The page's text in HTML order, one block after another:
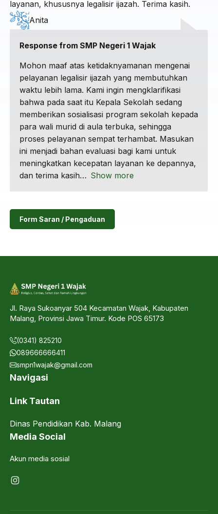
layanan, khususnya legalisir ijazah. Terima kasih.
Anita
Response from SMP Negeri 1 Wajak
Mohon maaf atas ketidaknyamanan mengenai
pelayanan legalisir ijazah yang membutuhkan
waktu lebih lama. Kami ingin mengklarifikasi
bahwa pada saat itu Kepala Sekolah sedang
memberikan sosialisasi program sekolah kepada
para wali murid di aula terbuka, sehingga
proses pelayanan sempat terhambat. Masukan
ini menjadi bahan evaluasi bagi kami untuk
meningkatkan kecepatan layanan ke depannya,
dan terima kasih
Show more
Form Saran / Pengaduan
Jl. Raya Sukoanyar 504 Kecamatan Wajak, Kabupaten
Malang, Provinsi Jawa Timur. Kode POS 65173
(0341) 825210
089666666411
smpn1wajak@gmail.com
Navigasi
Link Tautan
Dinas Pendidikan Kab. Malang
Media Social
Akun media sosial
Instagram